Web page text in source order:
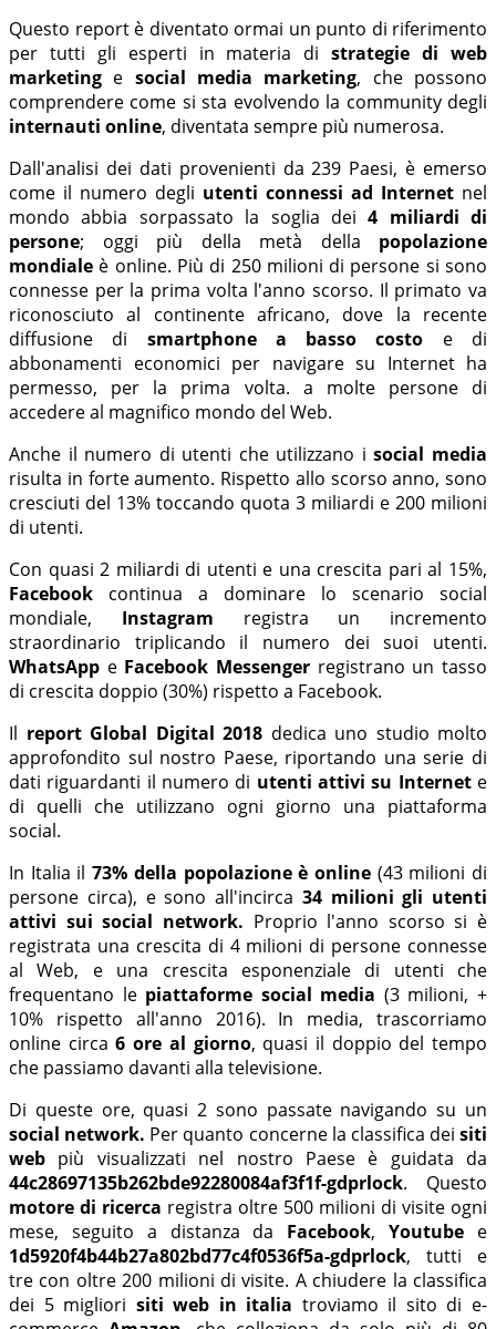
Questo report è diventato ormai un punto di riferimento
per tutti gli esperti in materia distrategie di web
marketing e social media marketing, che possono
comprendere come si sta evolvendo la community degli
internauti online, diventata sempre più numerosa.
Dall'analisi dei dati provenienti da 239 Paesi, è emerso
come il numero degli utenti connessi ad Internet nel
mondo abbia sorpassato la soglia dei4 miliardi di
persone; oggi più della metà della popolazione
mondiale è online. Più di 250 milioni di persone si sono
connesse per la prima volta l'anno scorso. Il primato va
riconosciuto al continente africano, dove la recente
diffusione di smartphone a basso costo e di
abbonamenti economici per navigare su Internet ha
permesso, per la prima volta. a molte persone di
accedere al magnifico mondo del Web.
Anche il numero di utenti che utilizzano isocial media
risulta in forte aumento. Rispetto allo scorso anno, sono
cresciuti del 13% toccando quota 3 miliardi e 200 milioni
di utenti.
Con quasi 2 miliardi di utenti e una crescita pari al 15%,
Facebook continua a dominare lo scenario social
mondiale, Instagram registra un incremento
straordinario triplicando il numero dei suoi utenti.
WhatsApp e Facebook Messenger registrano un tasso
di crescita doppio (30%) rispetto a Facebook.
Il report Global Digital 2018 dedica uno studio molto
approfondito sul nostro Paese, riportando una serie di
dati riguardanti il numero di utenti attivi su Internete
di quelli che utilizzano ogni giorno una piattaforma
social.
In Italia il73% della popolazione è online(43 milioni di
persone circa), e sono all'incirca 34 milioni gli utenti
attivi sui social network. Proprio l'anno scorso si è
registrata una crescita di 4 milioni di persone connesse
al Web, e una crescita esponenziale di utenti che
frequentano le piattaforme social media (3 milioni, +
10% rispetto all'anno 2016). In media, trascorriamo
online circa6 ore al giorno, quasi il doppio del tempo
che passiamo davanti alla televisione.
Di queste ore, quasi 2 sono passate navigando su un
social network. Per quanto concerne la classifica dei siti
web più visualizzati nel nostro Paese è guidata da
44c28697135b262bde92280084af3f1f-gdprlock. Questo
motore di ricerca registra oltre 500 milioni di visite ogni
mese, seguito a distanza da Facebook,Youtube e
1d5920f4b44b27a802bd77c4f0536f5a-gdprlock, tutti e
tre con oltre 200 milioni di visite. A chiudere la classifica
dei 5 migliori siti web in italia troviamo il sito di e-